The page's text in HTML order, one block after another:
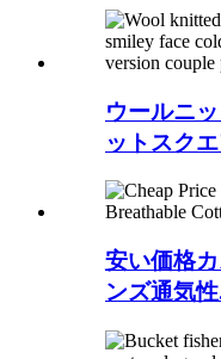
ウールニ
ットスク
安い価格
ンズ通気